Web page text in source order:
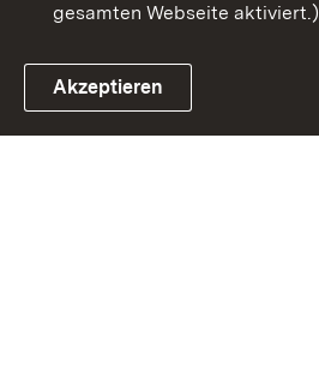
Link zum Landesportal
gesamten Webseite aktiviert.)
Akzeptieren